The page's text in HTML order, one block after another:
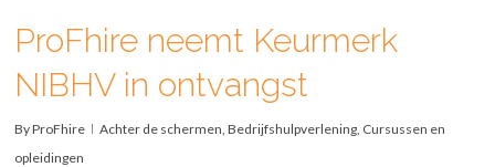
ProFhire neemt Keurmerk
NIBHV in ontvangst
ByProFhire Achter de schermen ,Bedrijfshulpverlening Cursussen en
opleidingen